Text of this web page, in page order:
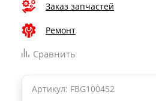
Заказ запчастей
Ремонт
Сравнить
Артикул: FBG100452